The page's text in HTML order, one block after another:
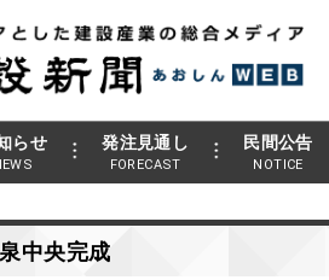
らせ 発注見通し
FORECAST
民間公告
NOTICE
中央完成